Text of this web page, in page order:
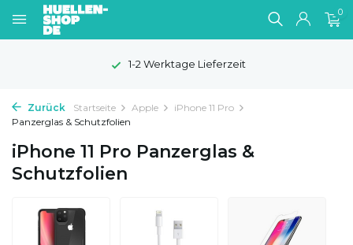
0
1-2 Werktage Lieferzeit
Zurück Startseite Apple
iPhone 11 Pro
Panzerglas & Schutzfolien
iPhone 11 Pro Panzerglas &
Schutzfolien